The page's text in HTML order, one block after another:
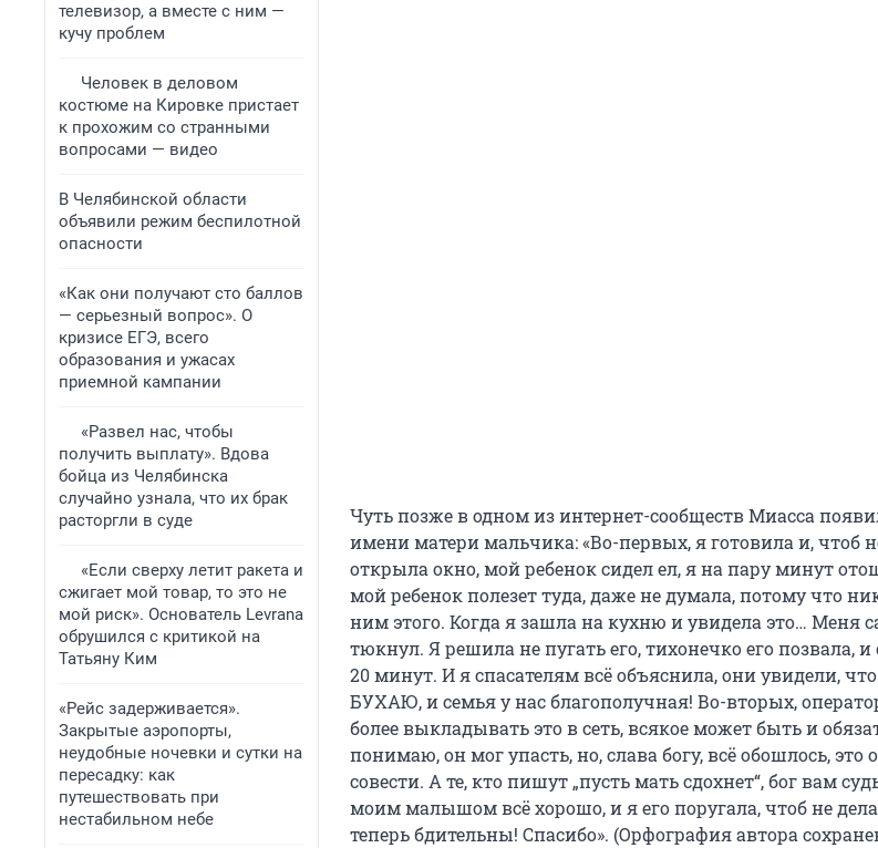
телевизор, а вместе с ним —
кучу проблем
Человек в деловом
костюме на Кировке пристает
к прохожим со странными
вопросами — видео
В Челябинской области
объявили режим беспилотной
опасности
«Как они получают сто баллов
— серьезный вопрос». О
кризисе ЕГЭ, всего
образования и ужасах
приемной кампании
«Развел нас, чтобы
получить выплату». Вдова
бойца из Челябинска
случайно узнала, что их брак
расторгли в суде
«Если сверху летит ракета и
сжигает мой товар, то это не
мой риск». Основатель Levrana
обрушился с критикой на
Татьяну Ким
«Рейс задерживается».
Закрытые аэропорты,
неудобные ночевки и сутки на
пересадку: как
путешествовать при
нестабильном небе
Чуть позже в одном из интернет-сообществ Миасса
имени матери мальчика: «Во-первых, я готовила и, чтоб
открыла окно, мой ребенок сидел ел, я на пару минут
мой ребенок полезет туда, даже не думала, потому что
ним этого. Когда я зашла на кухню и увидела это… Меня
тюкнул. Я решила не пугать его, тихонечко его позвала, и
20 минут. И я спасателям всё объяснила, они увидели,
БУХАЮ, и семья у нас благополучная! Во-вторых,
более выкладывать это в сеть, всякое может быть и
понимаю, он мог упасть, но, слава богу, всё обошлось, это
совести. А те, кто пишут „пусть мать сдохнет“, бог вам
моим малышом всё хорошо, и я его поругала, чтоб не
теперь бдительны! Спасибо». (Орфография автора